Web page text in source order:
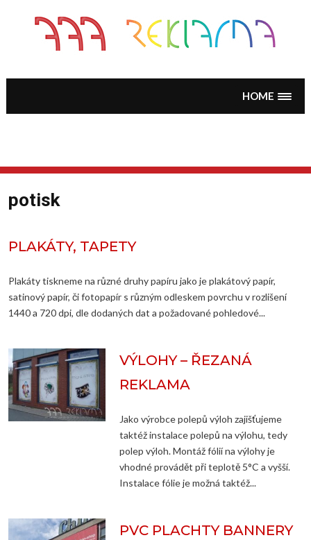
content
HOME
potisk
PLAKÁTY, TAPETY
Plakáty tiskneme na různé druhy papíru jako je plakátový papír,
satinový papír, či fotopapír s různým odleskem povrchu v rozlišení
1440 a 720 dpi, dle dodaných dat a požadované pohledové...
VÝLOHY – ŘEZANÁ
REKLAMA
Jako výrobce polepů výloh zajišťujeme
taktéž instalace polepů na výlohu, tedy
polep výloh. Montáž fólií na výlohy je
vhodné provádět při teplotě 5°C a vyšší.
Instalace fólie je možná taktéž...
PVC PLACHTY BANNERY